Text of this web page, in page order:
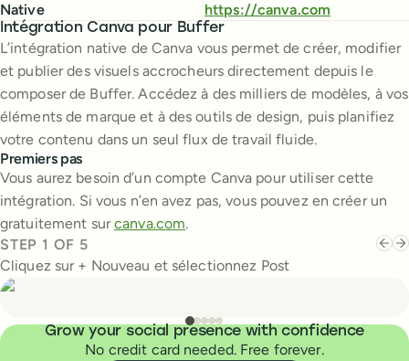
Native
https://canva.com
Intégration Canva pour Buffer
L’intégration native de Canva vous permet de créer, modifier
et publier des visuels accrocheurs directement depuis le
composer de Buffer. Accédez à des milliers de modèles, à vos
éléments de marque et à des outils de design, puis planifiez
votre contenu dans un seul flux de travail fluide.
Premiers pas
Vous aurez besoin d’un compte Canva pour utiliser cette
intégration. Si vous n’en avez pas, vous pouvez en créer un
gratuitement surcanva.com.
STEP 1 OF 5
Cliquez sur + Nouveau et sélectionnez Post
Grow your social presence with confidence
No credit card needed. Free forever.